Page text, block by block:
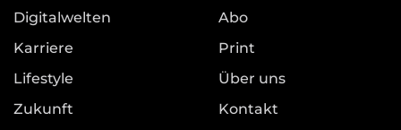
Digitalwelten
Karriere
Lifestyle
Zukunft
Abo
Print
Über uns
Kontakt